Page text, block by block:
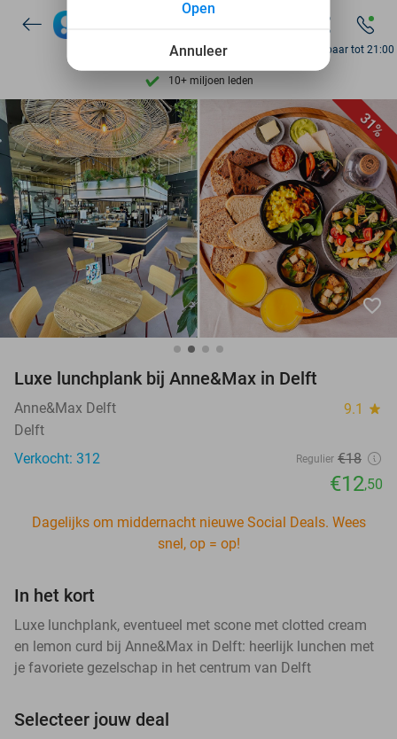
7 dagen per week beschikbaar
10+ miljoen leden
9,4 op basis van
Ontdek 15.000+ deals
7 dagen per week beschikbaar
10+ miljoen leden
Bereikbaar tot 21:00
31%
favorite_border
Luxe lunchplank bij Anne&Max in Delft
Anne&Max Delft 9.1 star
Delft
Verkocht: 312
Regulier €18
€12,50
Dagelijks om middernacht nieuwe Social Deals. Wees
snel, op = op!
In het kort
Luxe lunchplank, eventueel met scone met clotted cream
en lemon curd bij Anne&Max in Delft: heerlijk lunchen met
je favoriete gezelschap in het centrum van Delft
Selecteer jouw deal
Annuleer
Open